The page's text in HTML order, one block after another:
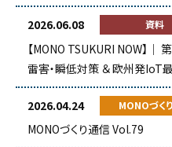
2026.06.08 資料
【MONO TSUKURI NOW】｜
雷害・瞬低対策 ＆ 欧州発IoT最
2026.04.24 MONOづく
MONOづくり通信 Vol.79